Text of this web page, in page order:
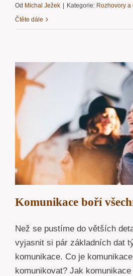
Od Michal Ježek Kategorie: Rozhovory a
Čtěte dále
Komunikace boří
Než se pustíme do větších
vyjasnit si pár základních dat
komunikace. Co je
komunikovat? Jak